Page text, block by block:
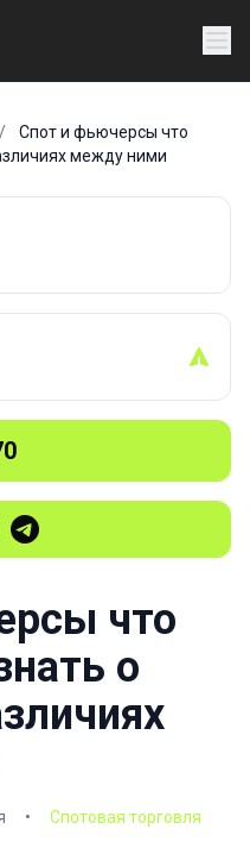
/
Спот и фьючерсы что
между ними
что
о
• Спотовая торговля